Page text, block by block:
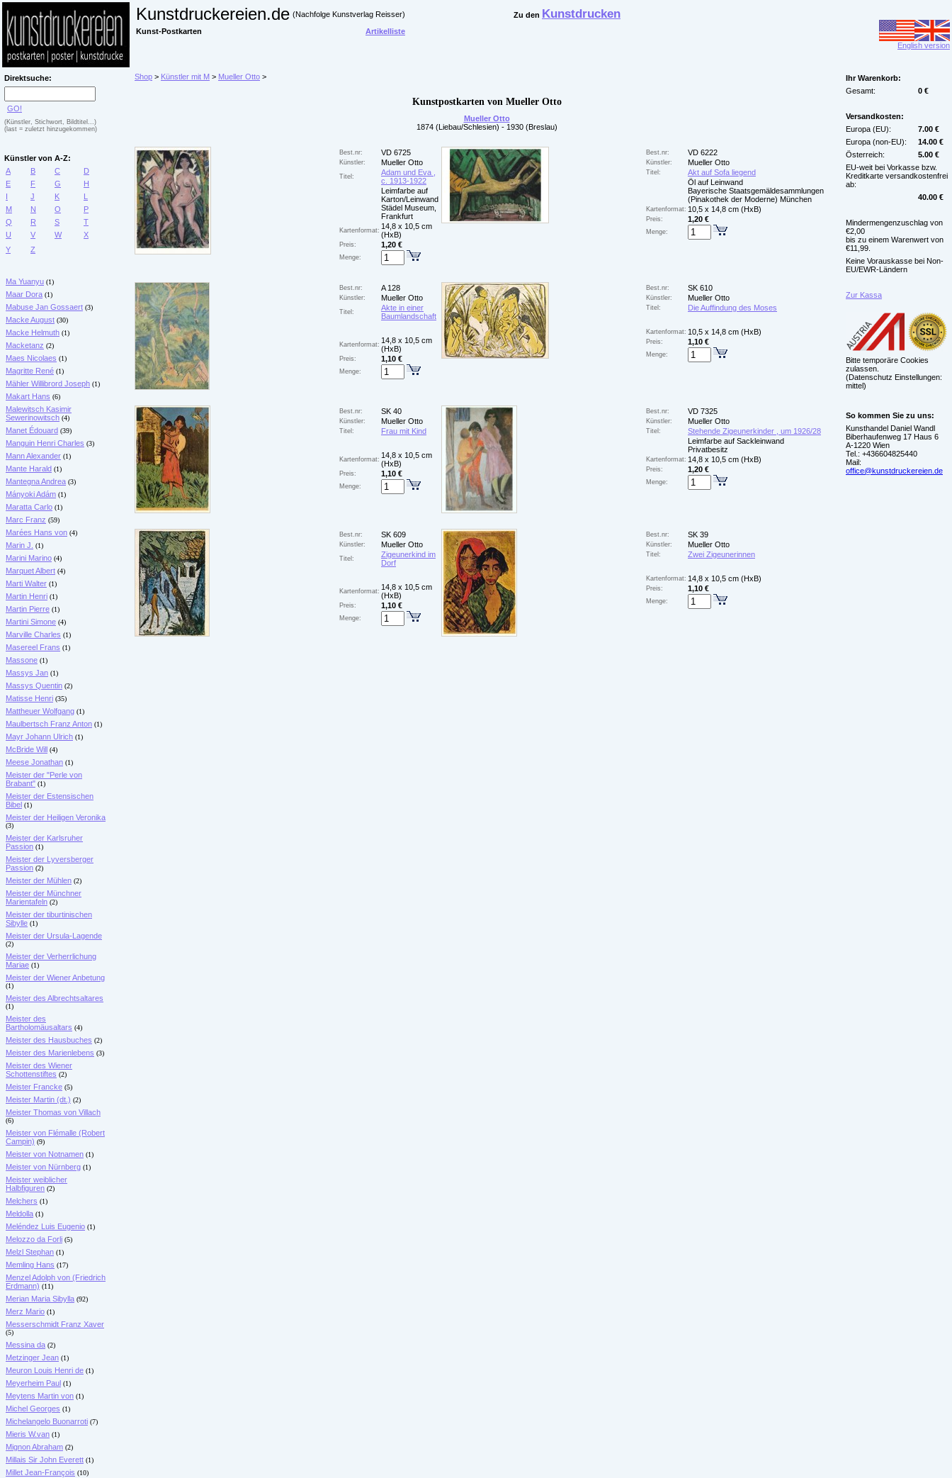
Kunstdruckereien.de (Nachfolge Kunstverlag Reisser) Zu den Kunstdrucken
Kunst-Postkarten
Artikelliste
English version
Direktsuche:
GO!
(Künstler, Stichwort, Bildtitel...)
(last = zuletzt hinzugekommen)
Künstler von A-Z:
A
B C
D
E
F G
H
I
J K
L
M
N O
P
Q
R S
T
U
V W
X
Y
Z
Ma Yuanyu (1)
Maar Dora (1)
Mabuse Jan Gossaert (3)
Macke August (30)
Macke Helmuth (1)
Macketanz (2)
Maes Nicolaes (1)
Magritte René (1)
Mähler Willibrord Joseph (1)
Makart Hans (6)
Malewitsch Kasimir
Sewerinowitsch (4)
Manet Édouard (39)
Manguin Henri Charles (3)
Mann Alexander (1)
Mante Harald (1)
Mantegna Andrea (3)
Mányoki Adám (1)
Maratta Carlo (1)
Marc Franz (59)
Marées Hans von (4)
Marin J. (1)
Marini Marino (4)
Marquet Albert (4)
Marti Walter (1)
Martin Henri (1)
Martin Pierre (1)
Martini Simone (4)
Marville Charles (1)
Masereel Frans (1)
Massone (1)
Massys Jan (1)
Massys Quentin (2)
Matisse Henri (35)
Mattheuer Wolfgang (1)
Maulbertsch Franz Anton (1)
Mayr Johann Ulrich (1)
McBride Will (4)
Meese Jonathan (1)
Meister der "Perle von
Brabant" (1)
Meister der Estensischen
Bibel (1)
Meister der Heiligen Veronika
(3)
Meister der Karlsruher
Passion (1)
Meister der Lyversberger
Passion (2)
Meister der Mühlen (2)
Meister der Münchner
Marientafeln (2)
Meister der tiburtinischen
Sibylle (1)
Meister der Ursula-Lagende
(2)
Meister der Verherrlichung
Mariae (1)
Meister der Wiener Anbetung
(1)
Meister des Albrechtsaltares
(1)
Meister des
Bartholomäusaltars (4)
Meister des Hausbuches (2)
Meister des Marienlebens (3)
Meister des Wiener
Schottenstiftes (2)
Meister Francke (5)
Meister Martin (dt.) (2)
Meister Thomas von Villach
(6)
Meister von Flémalle (Robert
Campin) (9)
Meister von Notnamen (1)
Meister von Nürnberg (1)
Meister weiblicher
Halbfiguren (2)
Melchers (1)
Meldolla (1)
Meléndez Luis Eugenio (1)
Melozzo da Forli (5)
Melzl Stephan (1)
Memling Hans (17)
Menzel Adolph von (Friedrich
Erdmann) (11)
Merian Maria Sibylla (92)
Merz Mario (1)
Messerschmidt Franz Xaver
(5)
Messina da (2)
Metzinger Jean (1)
Meuron Louis Henri de (1)
Meyerheim Paul (1)
Meytens Martin von (1)
Michel Georges (1)
Michelangelo Buonarroti (7)
Mieris W.van (1)
Mignon Abraham (2)
Millais Sir John Everett (1)
Millet Jean-François (10)
Shop > Künstler mit M > Mueller Otto >
Kunstpostkarten von Mueller Otto
Mueller Otto
1874 (Liebau/Schlesien) - 1930 (Breslau)
Best.nr: VD 6725
Künstler: Mueller Otto
Titel:
Adam und Eva ,
c. 1913-1922
Leimfarbe auf
Karton/Leinwand
Städel Museum,
Frankfurt
Kartenformat: 14,8 x 10,5 cm
(HxB)
Preis: 1,20 €
Menge:
Best.nr: VD 6222
Künstler: Mueller Otto
Titel:
Akt auf Sofa liegend
Öl auf Leinwand
Bayerische Staatsgemäldesammlungen
(Pinakothek der Moderne) München
Kartenformat: 10,5 x 14,8 cm (HxB)
Preis: 1,20 €
Menge:
Best.nr: A 128
Künstler: Mueller Otto
Titel:
Akte in einer
Baumlandschaft
Kartenformat: 14,8 x 10,5 cm
(HxB)
Preis: 1,10 €
Menge:
Best.nr: SK 610
Künstler: Mueller Otto
Titel: Die Auffindung des Moses
Kartenformat: 10,5 x 14,8 cm (HxB)
Preis: 1,10 €
Menge:
Best.nr: SK 40
Künstler: Mueller Otto
Titel: Frau mit Kind
Kartenformat: 14,8 x 10,5 cm
(HxB)
Preis: 1,10 €
Menge:
Best.nr: VD 7325
Künstler: Mueller Otto
Titel:
Stehende Zigeunerkinder , um 1926/28
Leimfarbe auf Sackleinwand
Privatbesitz
Kartenformat: 14,8 x 10,5 cm (HxB)
Preis: 1,20 €
Menge:
Best.nr: SK 609
Künstler: Mueller Otto
Titel:
Zigeunerkind im
Dorf
Kartenformat: 14,8 x 10,5 cm
(HxB)
Preis: 1,10 €
Menge:
Best.nr: SK 39
Künstler: Mueller Otto
Titel: Zwei Zigeunerinnen
Kartenformat: 14,8 x 10,5 cm (HxB)
Preis: 1,10 €
Menge:
Ihr Warenkorb:
Gesamt:
0 €
Versandkosten:
Europa (EU):
7.00 €
Europa (non-EU):
14.00 €
Österreich:
5.00 €
EU-weit bei Vorkasse bzw.
Kreditkarte versandkostenfrei
ab:
40.00 €
Mindermengenzuschlag von
€2,00
bis zu einem Warenwert von
€11,99.
Keine Vorauskasse bei Non-
EU/EWR-Ländern
Zur Kassa
Bitte temporäre Cookies
zulassen.
(Datenschutz Einstellungen:
mittel)
So kommen Sie zu uns:
Kunsthandel Daniel Wandl
Biberhaufenweg 17 Haus 6
A-1220 Wien
Tel.: +436604825440
Mail:
office@kunstdruckereien.de